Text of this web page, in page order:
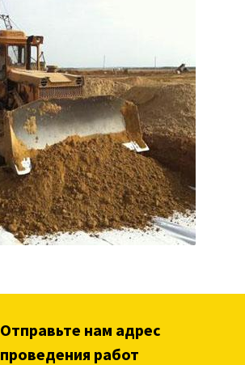
Отправьте нам адрес
проведения работ